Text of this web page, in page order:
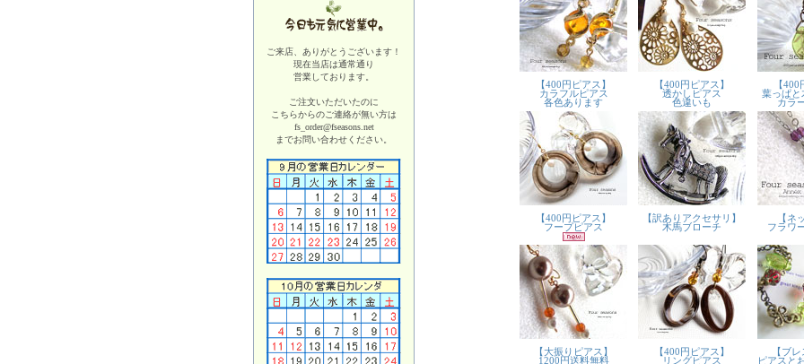
ご来店、ありがとうございます！
現在当店は通常通り
営業しております。
ご注文いただいたのに
こちらからのご連絡が無い方は
fs_order@fseasons.net
までお問い合わせください。